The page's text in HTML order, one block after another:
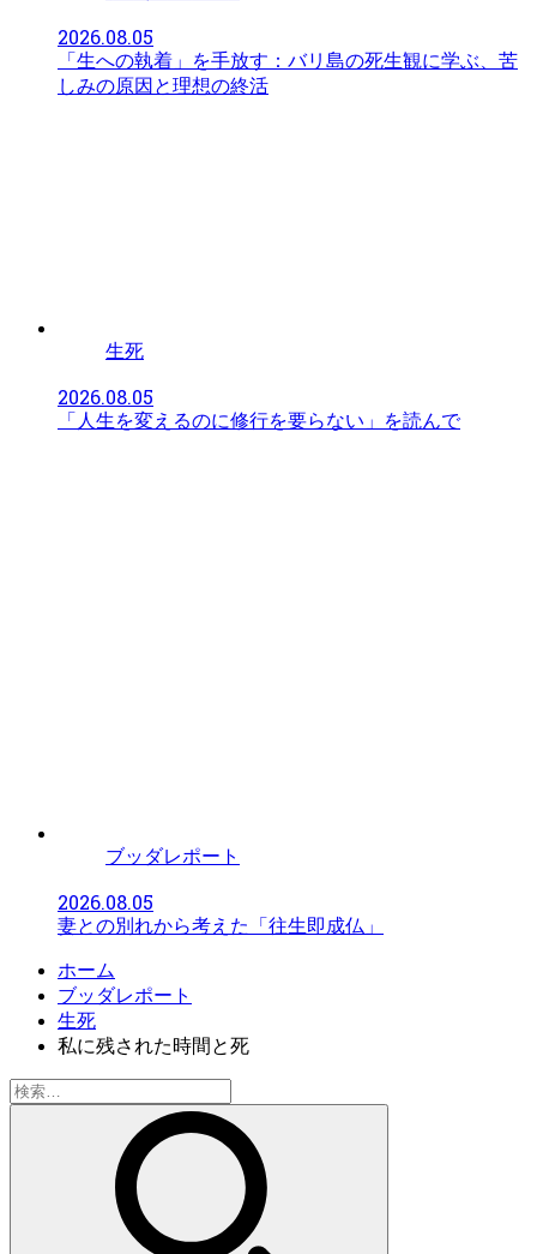
2026.08.05
「生への執着」を手放す：バリ島の死生観に学ぶ、苦
しみの原因と理想の終活
生死
2026.08.05
「人生を変えるのに修行を要らない」を読んで
ブッダレポート
2026.08.05
妻との別れから考えた「往生即成仏」
ホーム
ブッダレポート
生死
私に残された時間と死
検
索: